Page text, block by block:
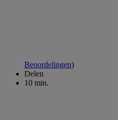
Beoordelingen)
Delen
10 min.